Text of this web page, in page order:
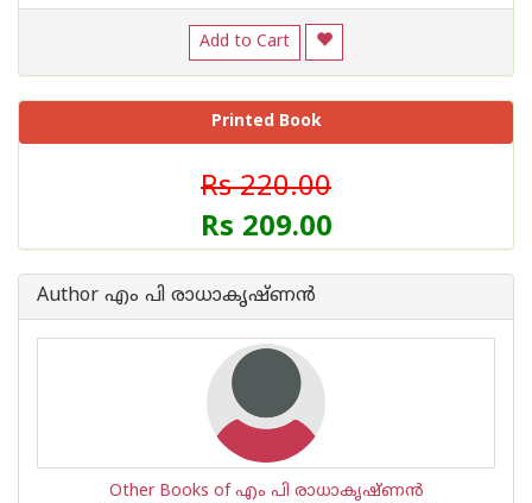
Add to Cart
Printed Book
Rs 220.00
Rs 209.00
Author എം പി രാധാകൃഷ്ണൻ
Other Books of എം പി രാധാകൃഷ്ണൻ